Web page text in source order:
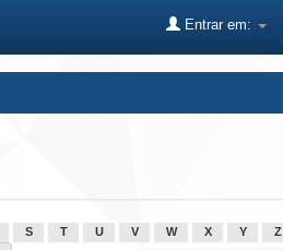
Entrar em:
S T U V W X Y Z